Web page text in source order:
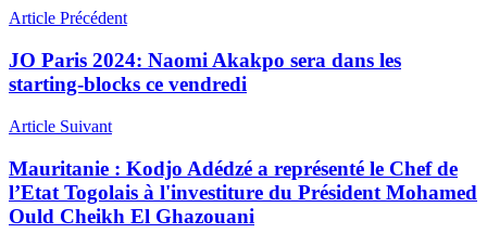
Article Précédent
JO Paris 2024: Naomi Akakpo sera dans les
starting-blocks ce vendredi
Article Suivant
Mauritanie : Kodjo Adédzé a représenté le Chef de
l’Etat Togolais à l'investiture du Président Mohamed
Ould Cheikh El Ghazouani